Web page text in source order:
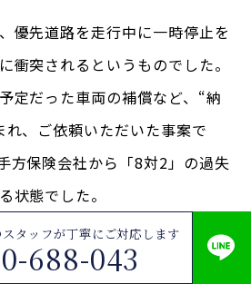
優先道路を走行中に一時停止を
衝突されるというものでした。
定だった車両の補償など、“納
、ご依頼いただいた事案で
方保険会社から「8対2」の過失
状態でした。
したところ、「8対2」の過失割
たため、類似した裁判例を片っ
タッフが丁寧にご対応します
688-043